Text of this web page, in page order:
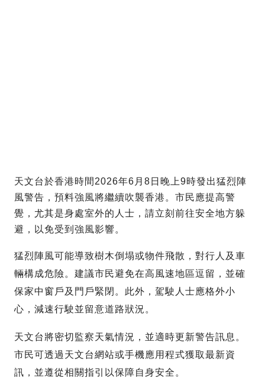
天文台於香港時間2026年6月8日晚上9時發出猛烈陣
風警告，預料強風將繼續吹襲香港。市民應提高警
覺，尤其是身處室外的人士，請立刻前往安全地方躲
避，以免受到強風影響。
猛烈陣風可能導致樹木倒塌或物件飛散，對行人及車
輛構成危險。建議市民避免在高風速地區逗留，並確
保家中窗戶及門戶緊閉。此外，駕駛人士應格外小
心，減速行駛並留意道路狀況。
天文台將密切監察天氣情況，並適時更新警告訊息。
市民可透過天文台網站或手機應用程式獲取最新資
訊，並遵從相關指引以保障自身安全。